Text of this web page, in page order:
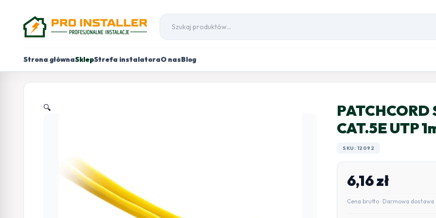
Strona głównaSklepStrefa instalatoraO nasBlog
🔍
PATCHCORD
CAT.5E UTP
SKU: 12092
6,16zł
Cena brutto · Darmowa dostawa